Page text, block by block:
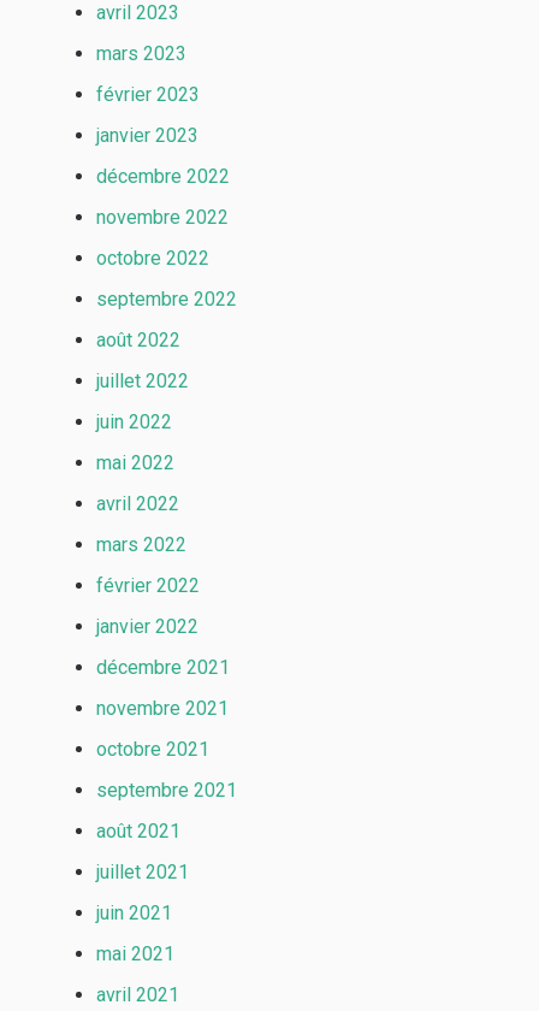
avril 2023
mars 2023
février 2023
janvier 2023
décembre 2022
novembre 2022
octobre 2022
septembre 2022
août 2022
juillet 2022
juin 2022
mai 2022
avril 2022
mars 2022
février 2022
janvier 2022
décembre 2021
novembre 2021
octobre 2021
septembre 2021
août 2021
juillet 2021
juin 2021
mai 2021
avril 2021